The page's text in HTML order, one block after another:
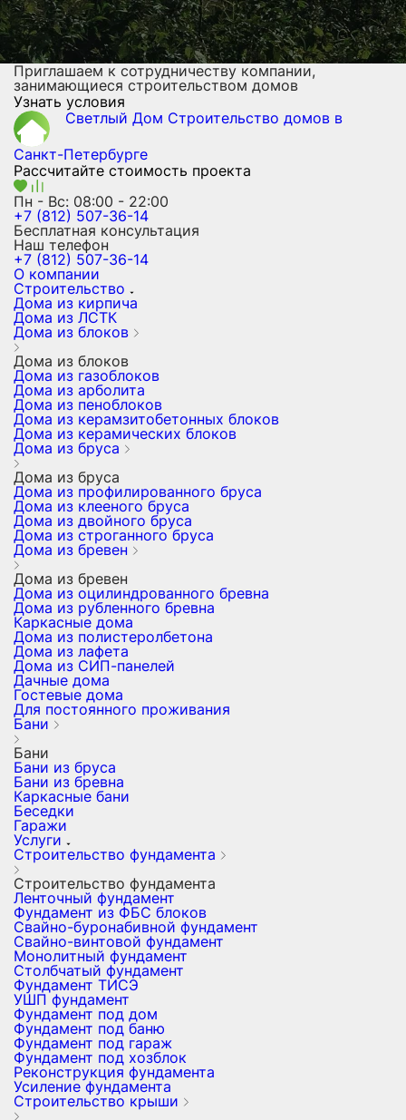
Приглашаем к сотрудничеству компании,
занимающиеся строительством домов
Узнать условия
Светлый Дом Строительство домов в
Санкт-Петербурге
Рассчитайте стоимость проекта
Пн - Вс: 08:00 - 22:00
+7 (812) 507-36-14
Бесплатная консультация
Наш телефон
+7 (812) 507-36-14
О компании
Строительство
Дома из кирпича
Дома из ЛСТК
Дома из блоков
Дома из блоков
Дома из газоблоков
Дома из арболита
Дома из пеноблоков
Дома из керамзитобетонных блоков
Дома из керамических блоков
Дома из бруса
Дома из бруса
Дома из профилированного бруса
Дома из клееного бруса
Дома из двойного бруса
Дома из строганного бруса
Дома из бревен
Дома из бревен
Дома из оцилиндрованного бревна
Дома из рубленного бревна
Каркасные дома
Дома из полистеролбетона
Дома из лафета
Дома из СИП-панелей
Дачные дома
Гостевые дома
Для постоянного проживания
Бани
Бани
Бани из бруса
Бани из бревна
Каркасные бани
Беседки
Гаражи
Услуги
Строительство фундамента
Строительство фундамента
Ленточный фундамент
Фундамент из ФБС блоков
Свайно-буронабивной фундамент
Свайно-винтовой фундамент
Монолитный фундамент
Столбчатый фундамент
Фундамент ТИСЭ
УШП фундамент
Фундамент под дом
Фундамент под баню
Фундамент под гараж
Фундамент под хозблок
Реконструкция фундамента
Усиление фундамента
Строительство крыши